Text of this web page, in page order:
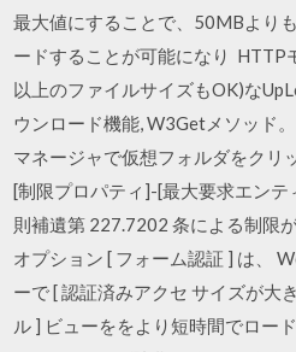
最大値にすることで、50MBより
ードすることが可能になり HTTP
以上のファイルサイズもOK)な
ウンロード機能, W3Getメソッド
マネージャで仮想フォルダをクリ
[制限プロパティ]-[最大要求エン
則補遺第 227.7202 条による制限
オプション [ フォーム認証 ] は、
ーで [ 認証済みアクセ サイズが大
ル ] ビューををより短時間でロー